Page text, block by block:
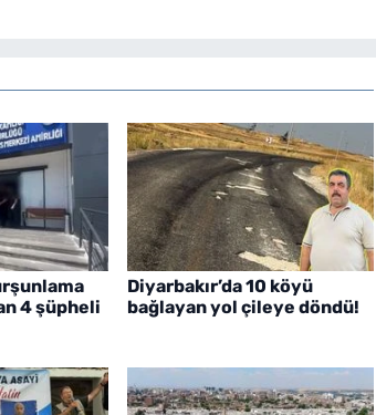
4 şüpheli
Diyarbakır’da 10 köyü
bağlayan yol çileye döndü!